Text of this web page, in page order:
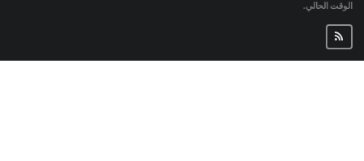
الوقت الحالي.